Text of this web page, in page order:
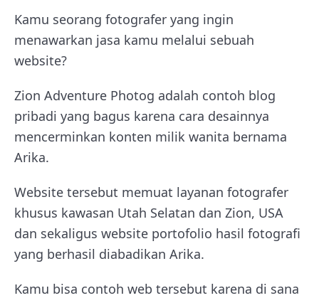
Kamu seorang fotografer yang ingin
menawarkan jasa kamu melalui sebuah
website?
Zion Adventure Photog adalah contoh blog
pribadi yang bagus karena cara desainnya
mencerminkan konten milik wanita bernama
Arika.
Website tersebut memuat layanan fotografer
khusus kawasan Utah Selatan dan Zion, USA
dan sekaligus website portofolio hasil fotografi
yang berhasil diabadikan Arika.
Kamu bisa contoh web tersebut karena di sana